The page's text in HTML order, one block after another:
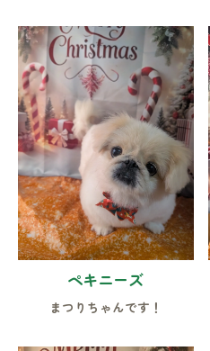
ペキニーズ
まつりちゃんです！